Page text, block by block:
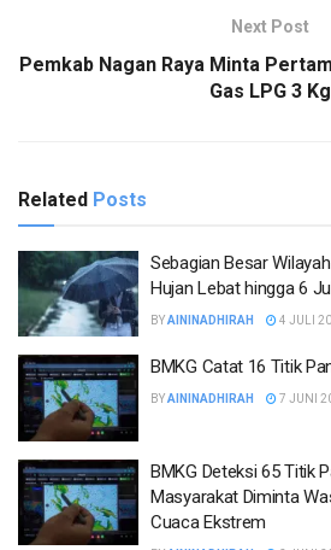
Next Post
Pemkab Nagan Raya Minta
Gas LPG 3 Kg
Related Posts
Sebagian Besar
Hujan Lebat hingga 6
BYAININADHIRAH 4 JULI
BMKG Catat 16 Titik
BYAININADHIRAH 7 JUNI
BMKG Deteksi 65 Titik
Masyarakat Diminta
Cuaca Ekstrem